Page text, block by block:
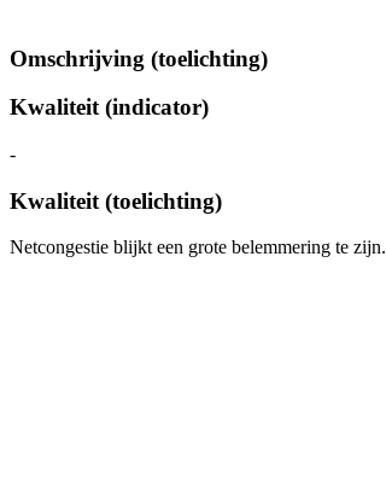
Omschrijving (toelichting)
Kwaliteit (indicator)
-
Kwaliteit (toelichting)
Netcongestie blijkt een grote belemmering te zijn.